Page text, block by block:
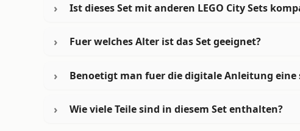
Ist dieses Set mit anderen LEGO City Sets
Fuer welches Alter ist das Set geeignet?
Benoetigt man fuer die digitale Anleitung eine
Wie viele Teile sind in diesem Set enthalten?